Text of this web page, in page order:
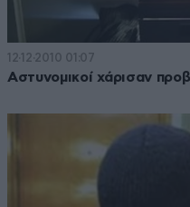
12·12·2010 01:07
Αστυνομικοί χάρισαν